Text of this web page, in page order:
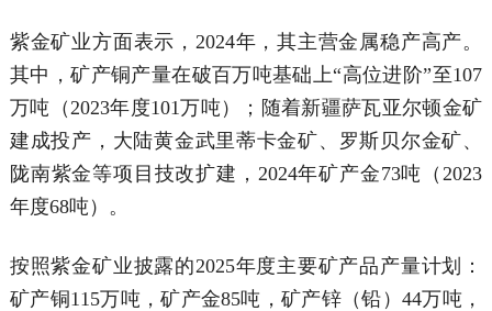
紫金矿业方面表示，2024年，其主营金属稳产高产。
其中，矿产铜产量在破百万吨基础上“高位进阶”至107
万吨（2023年度101万吨）；随着新疆萨瓦亚尔顿金矿
建成投产，大陆黄金武里蒂卡金矿、罗斯贝尔金矿、
陇南紫金等项目技改扩建，2024年矿产金73吨（2023
年度68吨）。
按照紫金矿业披露的2025年度主要矿产品产量计划：
矿产铜115万吨，矿产金85吨，矿产锌（铅）44万吨，